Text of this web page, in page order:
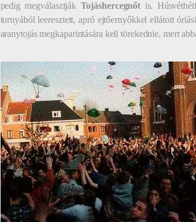
pedig megválasztják Tojáshercegnőt is.
tornyából leeresztett, apró ejtőernyőkkel ellátott
aranytojás megkaparintására kell törekednie, mert